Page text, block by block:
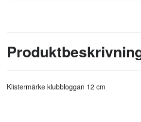
Klistermärke klubbloggan 12 cm